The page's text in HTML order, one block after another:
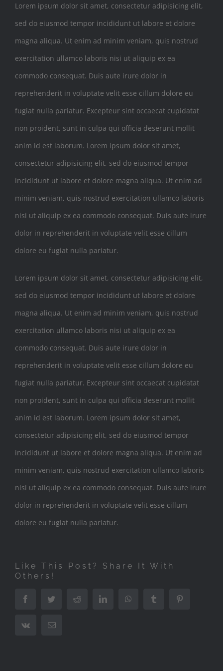
Lorem ipsum dolor sit amet, consectetur adipisicing elit,
sed do eiusmod tempor incididunt ut labore et dolore
magna aliqua. Ut enim ad minim veniam, quis nostrud
exercitation ullamco laboris nisi ut aliquip ex ea
commodo consequat. Duis aute irure dolor in
reprehenderit in voluptate velit esse cillum dolore eu
fugiat nulla pariatur. Excepteur sint occaecat cupidatat
non proident, sunt in culpa qui officia deserunt mollit
anim id est laborum. Lorem ipsum dolor sit amet,
consectetur adipisicing elit, sed do eiusmod tempor
incididunt ut labore et dolore magna aliqua. Ut enim ad
minim veniam, quis nostrud exercitation ullamco laboris
nisi ut aliquip ex ea commodo consequat. Duis aute irure
dolor in reprehenderit in voluptate velit esse cillum
dolore eu fugiat nulla pariatur.
Lorem ipsum dolor sit amet, consectetur adipisicing elit,
sed do eiusmod tempor incididunt ut labore et dolore
magna aliqua. Ut enim ad minim veniam, quis nostrud
exercitation ullamco laboris nisi ut aliquip ex ea
commodo consequat. Duis aute irure dolor in
reprehenderit in voluptate velit esse cillum dolore eu
fugiat nulla pariatur. Excepteur sint occaecat cupidatat
non proident, sunt in culpa qui officia deserunt mollit
anim id est laborum. Lorem ipsum dolor sit amet,
consectetur adipisicing elit, sed do eiusmod tempor
incididunt ut labore et dolore magna aliqua. Ut enim ad
minim veniam, quis nostrud exercitation ullamco laboris
nisi ut aliquip ex ea commodo consequat. Duis aute irure
dolor in reprehenderit in voluptate velit esse cillum
dolore eu fugiat nulla pariatur.
Like This Post? Share It With
Others!
Facebook Twitter Reddit LinkedIn WhatsAppTumblr
Vk Email